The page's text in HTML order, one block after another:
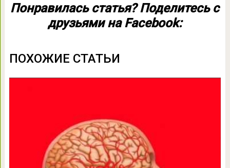
Понравилась статья? Поделитесь с
друзьями на Facebook:
ПОХОЖИЕ СТАТЬИ